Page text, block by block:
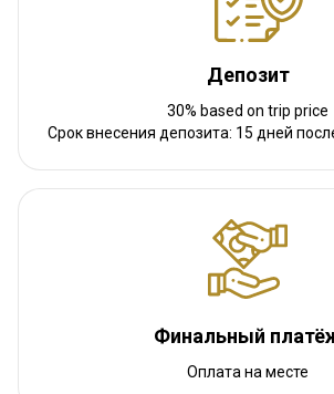
Депозит
30% based on trip price
Срок внесения депозита: 15 дней
Финальный
Оплата на месте